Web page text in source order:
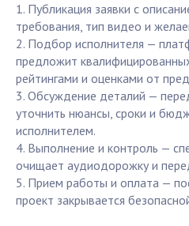
1. Публикация заявки с
требования, тип видео и
2. Подбор исполнителя —
предложит
рейтингами и оценками от
3. Обсуждение деталий —
уточнить нюансы, сроки и
исполнителем.
4. Выполнение и контроль —
очищает аудиодорожку и
5. Прием работы и оплата —
проект закрывается